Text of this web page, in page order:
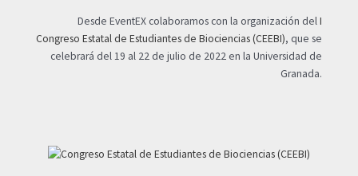
Desde EventEX colaboramos con la organización delI
Congreso Estatal de Estudiantes de Biociencias (CEEBI), que se
celebrará del 19 al 22 de julio de 2022 en la Universidad de
Granada.